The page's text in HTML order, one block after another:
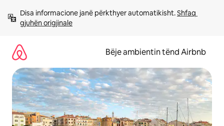
përmbajtja
Disa informacione janë përkthyer automatikisht. Shfaq
gjuhën origjinale
Bëje ambientin tënd Airbnb